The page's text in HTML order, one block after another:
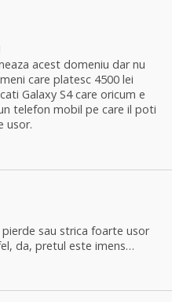
acest domeniu dar nu
care platesc 4500 lei
Galaxy S4 care oricum e
telefon mobil pe care il poti
usor.
sau strica foarte usor
da, pretul este imens…